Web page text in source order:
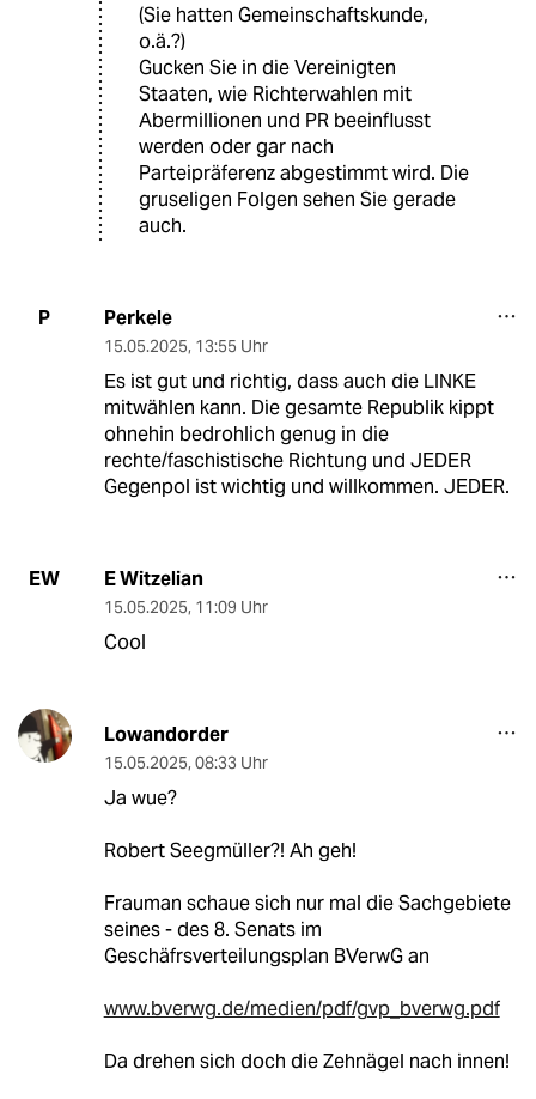
(Sie hatten Gemeinschaftskunde,
o.ä.?)
Gucken Sie in die Vereinigten
Staaten, wie Richterwahlen mit
Abermillionen und PR beeinflusst
werden oder gar nach
Parteipräferenz abgestimmt wird. Die
gruseligen Folgen sehen Sie gerade
auch.
P Perkele
15.05.2025, 13:55 Uhr
Es ist gut und richtig, dass auch die LINKE
mitwählen kann. Die gesamte Republik kippt
ohnehin bedrohlich genug in die
rechte/faschistische Richtung und JEDER
Gegenpol ist wichtig und willkommen. JEDER.
EW E Witzelian
15.05.2025, 11:09 Uhr
Cool
Lowandorder
15.05.2025, 08:33 Uhr
Ja wue?
Robert Seegmüller?! Ah geh!
Frauman schaue sich nur mal die Sachgebiete
seines - des 8. Senats im
Geschäfrsverteilungsplan BVerwG an
www.bverwg.de/medien/pdf/gvp_bverwg.pdf
Da drehen sich doch die Zehnägel nach innen!